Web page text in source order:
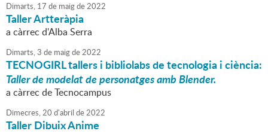
Dimarts, 17 de maigde2022
Taller Artteràpia
a càrrec d'Alba Serra
Dimarts,3 de maigde2022
TECNOGIRL tallers i bibliolabs de tecnologia i ciència:
Taller de modelat de personatges amb Blender.
a càrrec de Tecnocampus
Dimecres,20 d'abril de2022
Taller Dibuix Anime